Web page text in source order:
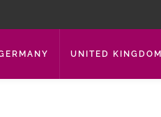
UNITED KINGDOM